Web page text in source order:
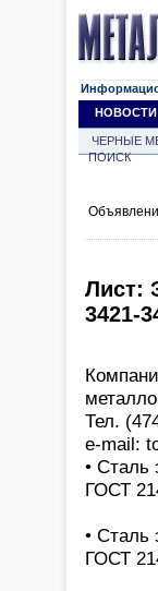
НОВОСТИ
ЧЕРНЫЕ
ПОИСК
Лист:
3421-
Тел.
e-mail:
• Сталь
ГОСТ
• Сталь
ГОСТ